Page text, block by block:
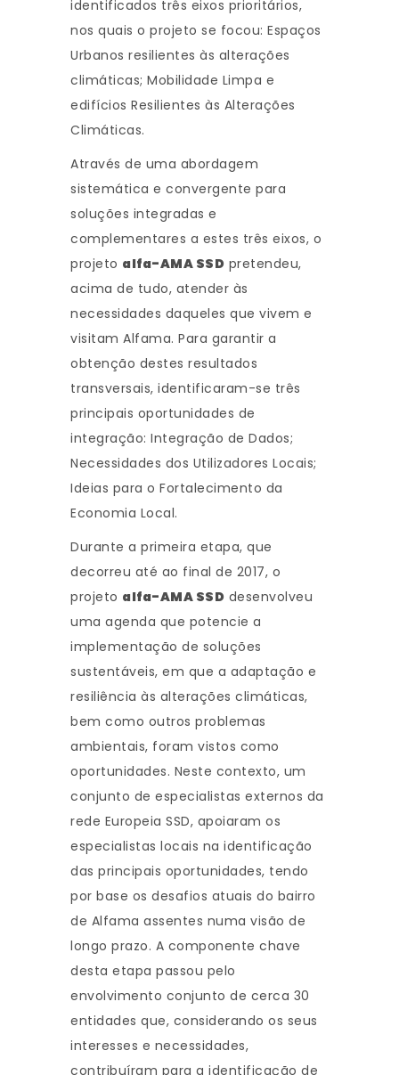
identificados três eixos prioritários,
nos quais o projeto se focou: Espaços
Urbanos resilientes às alterações
climáticas; Mobilidade Limpa e
edifícios Resilientes às Alterações
Climáticas.
Através de uma abordagem
sistemática e convergente para
soluções integradas e
complementares a estes três eixos, o
projeto alfa-AMA SSD pretendeu,
acima de tudo, atender às
necessidades daqueles que vivem e
visitam Alfama. Para garantir a
obtenção destes resultados
transversais, identificaram-se três
principais oportunidades de
integração: Integração de Dados;
Necessidades dos Utilizadores Locais;
Ideias para o Fortalecimento da
Economia Local.
Durante a primeira etapa, que
decorreu até ao final de 2017, o
projeto alfa-AMA SSD desenvolveu
uma agenda que potencie a
implementação de soluções
sustentáveis, em que a adaptação e
resiliência às alterações climáticas,
bem como outros problemas
ambientais, foram vistos como
oportunidades. Neste contexto, um
conjunto de especialistas externos da
rede Europeia SSD, apoiaram os
especialistas locais na identificação
das principais oportunidades, tendo
por base os desafios atuais do bairro
de Alfama assentes numa visão de
longo prazo. A componente chave
desta etapa passou pelo
envolvimento conjunto de cerca 30
entidades que, considerando os seus
interesses e necessidades,
contribuíram para a identificação de